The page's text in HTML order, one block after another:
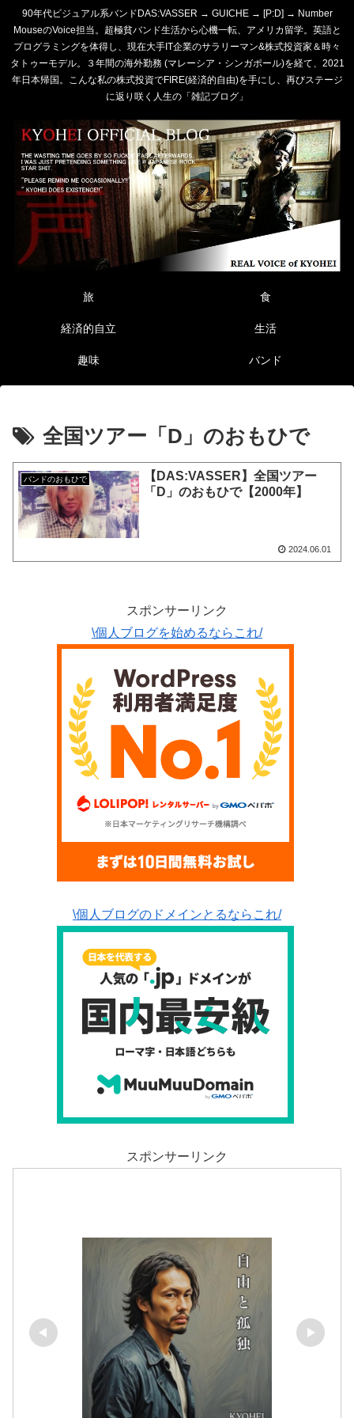
90年代ビジュアル系バンドDAS:VASSER → GUICHE → [P:D] → Number
MouseのVoice担当。超極貧バンド生活から心機一転、アメリカ留学。英語と
プログラミングを体得し、現在大手IT企業のサラリーマン&株式投資家＆時々
タトゥーモデル。３年間の海外勤務 (マレーシア・シンガポール)を経て、2021
年日本帰国。こんな私の株式投資でFIRE(経済的自由)を手にし、再びステージ
に返り咲く人生の「雑記ブログ」
旅 食
経済的自立 生活
趣味 バンド
全国ツアー「D」のおもひで
バンドのおもひで
【DAS:VASSER】全国ツアー
「D」のおもひで【2000年】
2024.06.01
スポンサーリンク
\個人ブログを始めるならこれ/
\個人ブログのドメインとるならこれ/
スポンサーリンク